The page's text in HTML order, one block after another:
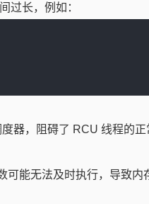
过长，例如：
器，阻碍了 RCU 线程的
可能无法及时执行，导致内